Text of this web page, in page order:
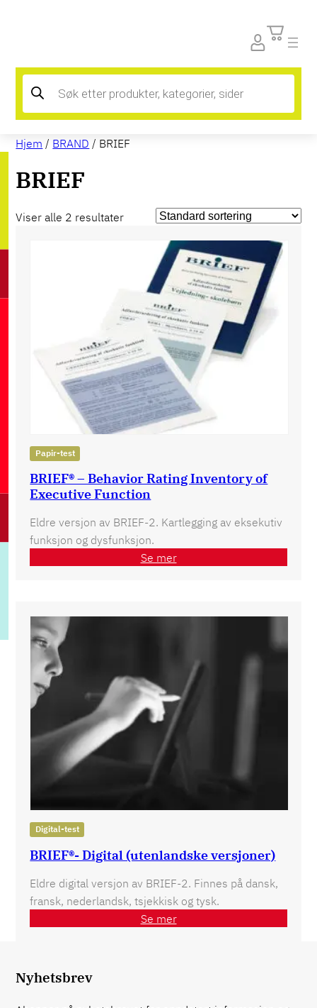
Products
search
Hjem / BRAND / BRIEF
BRIEF
Viser alle 2 resultater
Papir-test
BRIEF® – Behavior Rating Inventory of
Executive Function
Eldre versjon av BRIEF-2. Kartlegging av eksekutiv
funksjon og dysfunksjon.
Se mer
Digital-test
BRIEF®- Digital (utenlandske versjoner)
Eldre digital versjon av BRIEF-2. Finnes på dansk,
fransk, nederlandsk, tsjekkisk og tysk.
Se mer
Nyhetsbrev